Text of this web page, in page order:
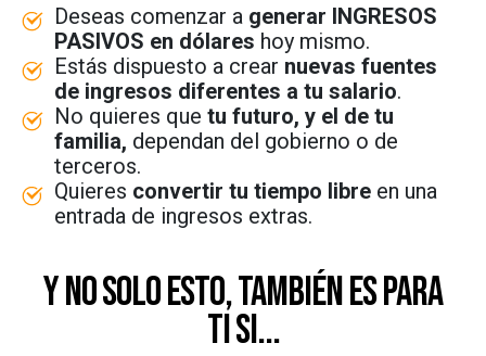
Deseas comenzar a generar INGRESOS
PASIVOS en dólares hoy mismo.
Estás dispuesto a crear nuevas fuentes
de ingresos diferentes a tu salario.
No quieres que tu futuro, y el de tu
familia, dependan del gobierno o de
terceros.
Quieres convertir tu tiempo libre en una
entrada de ingresos extras.
y no solo esto, también es para
ti si...